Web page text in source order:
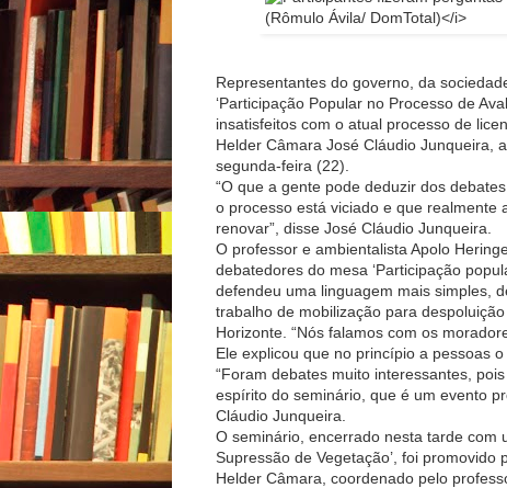
Representantes do governo, da
‘Participação Popular no Processo de
insatisfeitos com o atual processo de
Helder Câmara José Cláudio Junqueira,
segunda-feira (22).
“O que a gente pode deduzir dos
o processo está viciado e que realmente
renovar”, disse José Cláudio Junqueira.
O professor e ambientalista Apolo
debatedores do mesa ‘Participação
defendeu uma linguagem mais simples,
trabalho de mobilização para
Horizonte. “Nós falamos com os
Ele explicou que no princípio a pessoas
“Foram debates muito interessantes,
espírito do seminário, que é um evento
Cláudio Junqueira.
O seminário, encerrado nesta tarde com
Supressão de Vegetação’, foi
Helder Câmara, coordenado pelo